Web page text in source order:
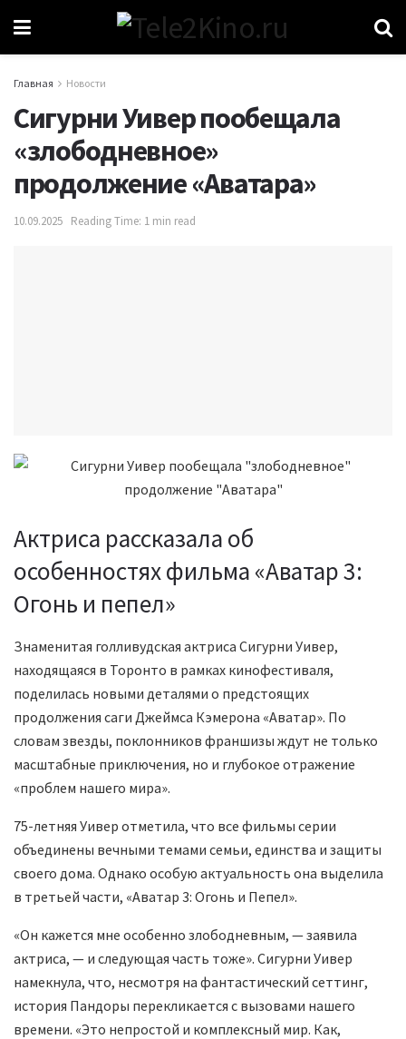
Главная Новости
Сигурни Уивер пообещала
«злободневное»
продолжение «Аватара»
10.09.2025 Reading Time: 1 min read
Актриса рассказала об
особенностях фильма «Аватар 3:
Огонь и пепел»
Знаменитая голливудская актриса Сигурни Уивер,
находящаяся в Торонто в рамках кинофестиваля,
поделилась новыми деталями о предстоящих
продолжения саги Джеймса Кэмерона «Аватар». По
словам звезды, поклонников франшизы ждут не только
масштабные приключения, но и глубокое отражение
«проблем нашего мира».
75-летняя Уивер отметила, что все фильмы серии
объединены вечными темами семьи, единства и защиты
своего дома. Однако особую актуальность она выделила
в третьей части, «Аватар 3: Огонь и Пепел».
«Он кажется мне особенно злободневным, — заявила
актриса, — и следующая часть тоже». Сигурни Уивер
намекнула, что, несмотря на фантастический сеттинг,
история Пандоры перекликается с вызовами нашего
времени. «Это непростой и комплексный мир. Как,